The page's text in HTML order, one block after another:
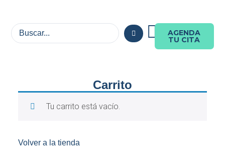
AGENDA
TU CITA
Carrito
Tu carrito está vacío.
Volver a la tienda